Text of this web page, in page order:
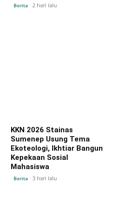
Berita 2 hari lalu
KKN 2026 Stainas
Sumenep Usung Tema
Ekoteologi, Ikhtiar Bangun
Kepekaan Sosial
Mahasiswa
Berita 3 hari lalu